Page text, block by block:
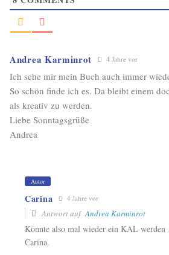
Andrea Karminrot 4 Jahre vor
Ich sehe mir mein Buch auch immer
So schön finde ich es. Da bleibt einem
als kreativ zu werden.
Liebe Sonntagsgrüße
Andrea
Autor
Carina 4 Jahre vor
Antwort aufAndrea Karminrot
Könnte also mal wieder ein KAL
Carina.